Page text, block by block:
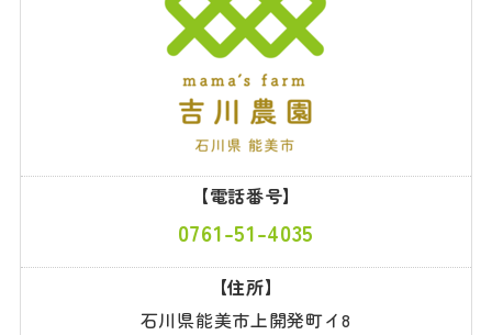
【電話番号】
0761-51-4035
【住所】
石川県能美市上開発町イ8